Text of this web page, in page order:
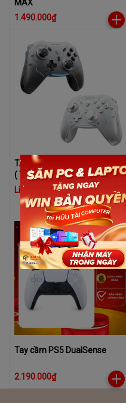
MAX
1.490.000₫
TAY CẦM MACHENIKE G5 PRO
( TRI-MODE BLACK)
Liên hệ
Tay cầm PS5 DualSense
2.190.000₫